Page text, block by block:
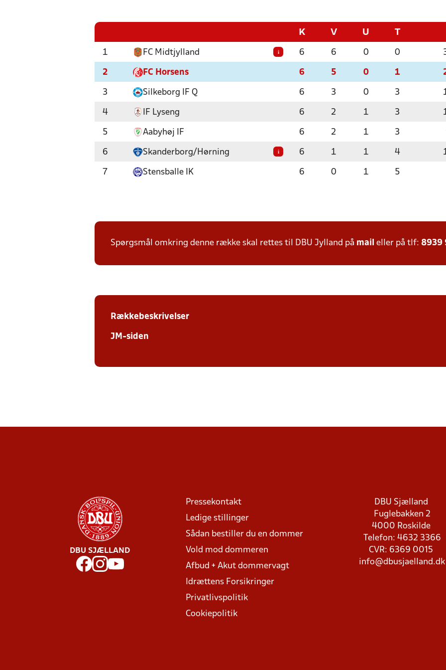
K V U T
1 FC Midtjylland i 6 6 0 0
2 FC Horsens 6 5 0 1
3 Silkeborg IF Q 6 3 0 3
4 IF Lyseng 6 2 1 3
5 Aabyhøj IF 6 2 1 3
6 Skanderborg/Hørning i 6 1 1 4
7 Stensballe IK 6 0 1 5
Spørgsmål omkring denne række skal rettes til DBU Jylland på mail eller på tlf: 8939
Rækkebeskrivelser
JM-siden
DBU SJÆLLAND
Pressekontakt
Ledige stillinger
Sådan bestiller du en dommer
Vold mod dommeren
Afbud + Akut dommervagt
Idrættens Forsikringer
Privatlivspolitik
Cookiepolitik
DBU Sjælland
Fuglebakken 2
4000 Roskilde
Telefon: 4632 3366
CVR: 6369 0015
info@dbusjaelland.dk